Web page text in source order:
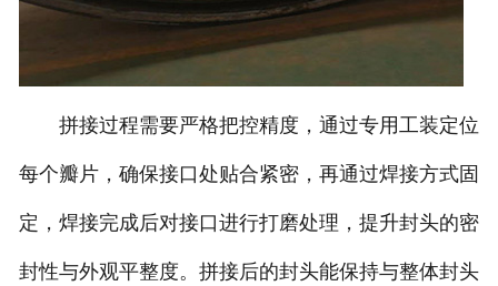
拼接过程需要严格把控精度，通过专用工装定位
每个瓣片，确保接口处贴合紧密，再通过焊接方式固
定，焊接完成后对接口进行打磨处理，提升封头的密
封性与外观平整度。拼接后的封头能保持与整体封头